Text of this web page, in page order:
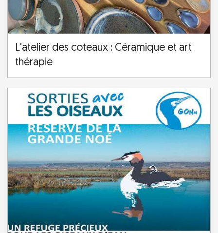
L'atelier des coteaux : Céramique et art
thérapie